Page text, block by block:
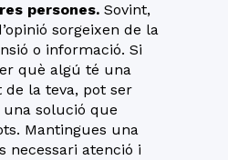
persones. Sovint,
sorgeixen de la
o informació. Si
què algú té una
la teva, pot ser
solució que
Mantingues una
necessari atenció i